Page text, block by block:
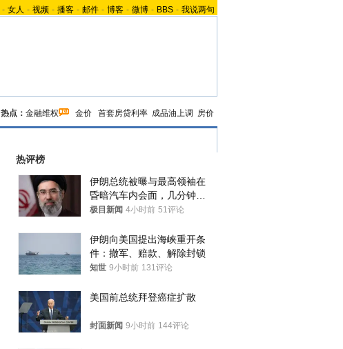
- 女人 - 视频 - 播客 - 邮件 - 博客 - 微博 - BBS - 我说两句
热点： 金融维权 金价 首套房贷利率 成品油上调 房价
热评榜
伊朗总统被曝与最高领袖在
昏暗汽车内会面，几分钟里
只能靠声音交谈难辨真假
极目新闻 4小时前 51评论
伊朗向美国提出海峡重开条
件：撤军、赔款、解除封锁
知世 9小时前 131评论
美国前总统拜登癌症扩散
封面新闻 9小时前 144评论